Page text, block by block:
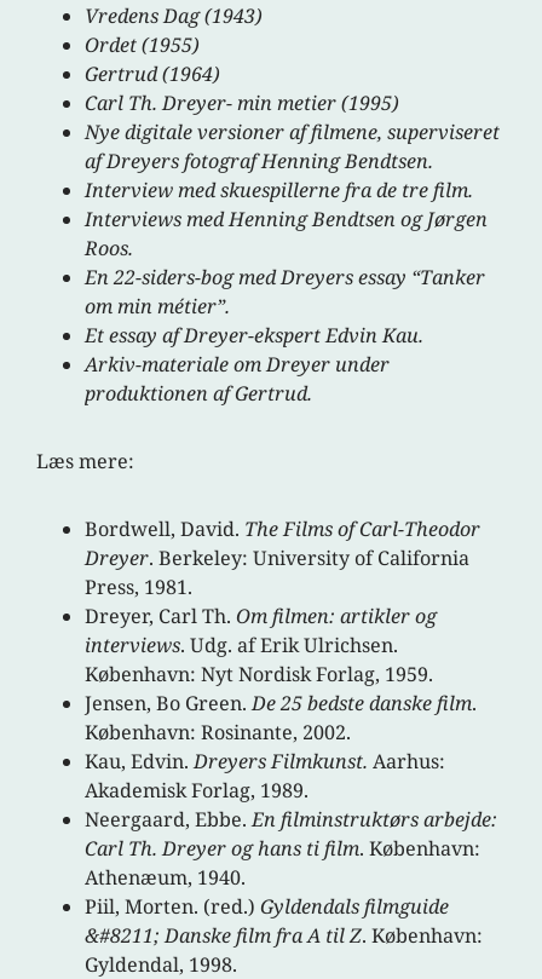
Vredens Dag (1943)
Ordet (1955)
Gertrud (1964)
Carl Th. Dreyer- min metier (1995)
Nye digitale versioner af filmene, superviseret
af Dreyers fotograf Henning Bendtsen.
Interview med skuespillerne fra de tre film.
Interviews med Henning Bendtsen og Jørgen
Roos.
En 22-siders-bog med Dreyers essay “Tanker
om min métier”.
Et essay af Dreyer-ekspert Edvin Kau.
Arkiv-materiale om Dreyer under
produktionen af Gertrud.
Læs mere:
Bordwell, David. The Films of Carl-Theodor
Dreyer. Berkeley: University of California
Press, 1981.
Dreyer, Carl Th.Om filmen: artikler og
interviews. Udg. af Erik Ulrichsen.
København: Nyt Nordisk Forlag, 1959.
Jensen, Bo Green.De 25 bedste danske film.
København: Rosinante, 2002.
Kau, Edvin.Dreyers Filmkunst. Aarhus:
Akademisk Forlag, 1989.
Neergaard, Ebbe.En filminstruktørs arbejde:
Carl Th. Dreyer og hans ti film. København:
Athenæum, 1940.
Piil, Morten. (red.)Gyldendals filmguide
&#8211; Danske film fra A til Z. København:
Gyldendal, 1998.